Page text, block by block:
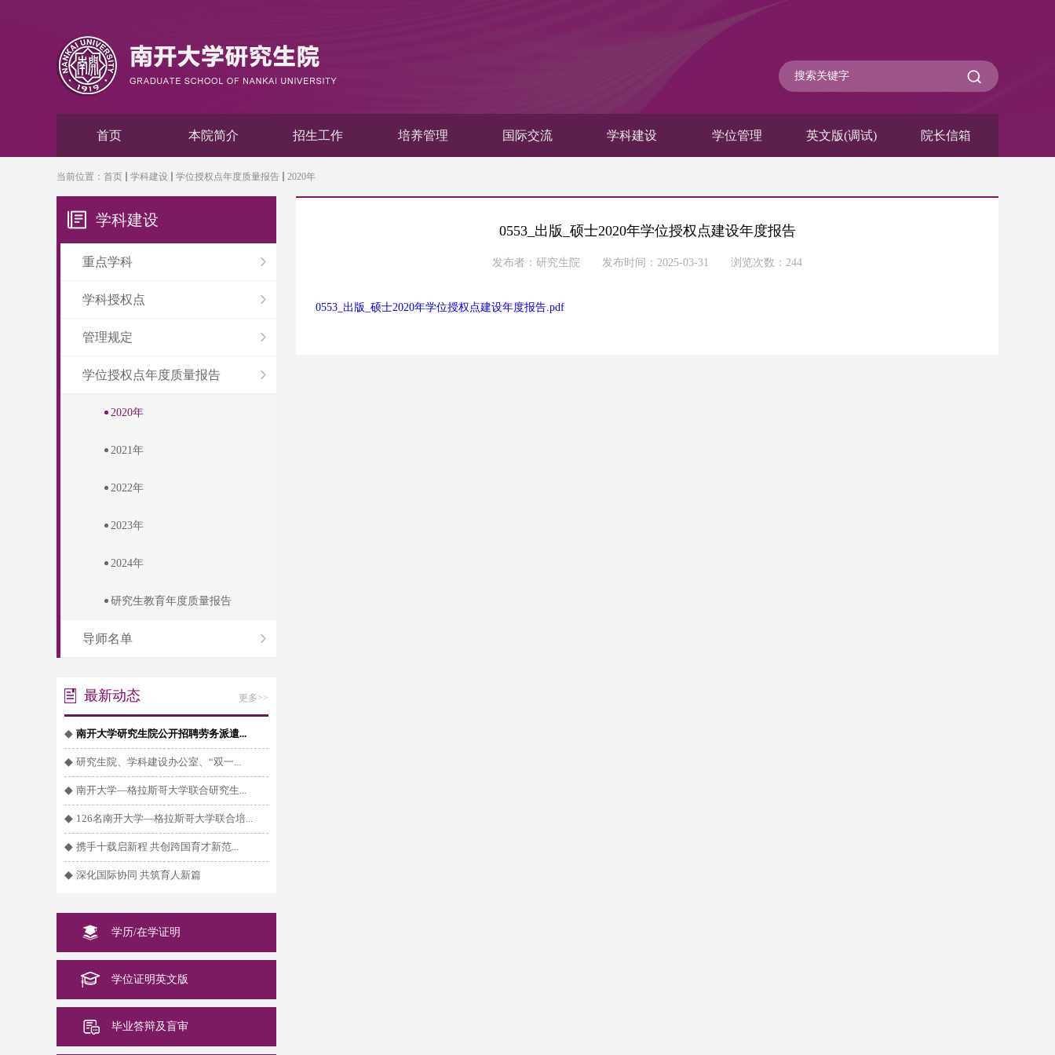
首页 本院简介 招生工作 培养管理 国际交流 学科建设 学位管理 英文版(调试) 院长信箱
当前位置： 首页 学科建设 学位授权点年度质量报告 2020年
学科建设
重点学科
学科授权点
管理规定
学位授权点年度质量报告
2020年
2021年
2022年
2023年
2024年
研究生教育年度质量报告
导师名单
最新动态 更多>>
◆ 南开大学研究生院公开招聘劳务派遣...
◆ 研究生院、学科建设办公室、“双一...
◆ 南开大学—格拉斯哥大学联合研究生...
◆ 126名南开大学—格拉斯哥大学联合培...
◆ 携手十载启新程 共创跨国育才新范...
◆ 深化国际协同 共筑育人新篇
学历/在学证明
学位证明英文版
毕业答辩及盲审
0553_出版_硕士2020年学位授权点建设年度报告
发布者：研究生院 发布时间：2025-03-31 浏览次数： 244
0553_出版_硕士2020年学位授权点建设年度报告.pdf